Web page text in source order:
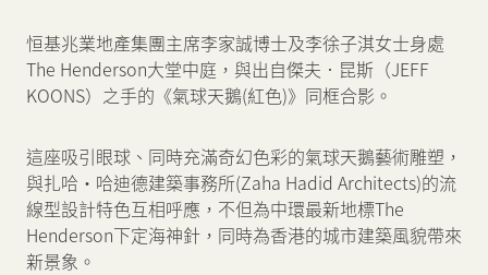
企業管治
可持續發展
我們的團隊
品牌理念
新聞中心
恒基兆業地產集團主席李家誠博士及李徐子淇女士身處
The Henderson大堂中庭，與出自傑夫．昆斯（JEFF
KOONS）之手的《氣球天鵝(紅色)》同框合影。
這座吸引眼球、同時充滿奇幻色彩的氣球天鵝藝術雕塑，
與扎哈·哈迪德建築事務所(Zaha Hadid Architects)的流
線型設計特色互相呼應，不但為中環最新地標The
Henderson下定海神針，同時為香港的城市建築風貌帶來
新景象。